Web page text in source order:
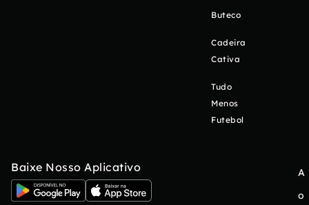
Buteco
Cadeira
Cativa
Tudo
Menos
Futebol
Baixe Nosso Aplicativo
A
o